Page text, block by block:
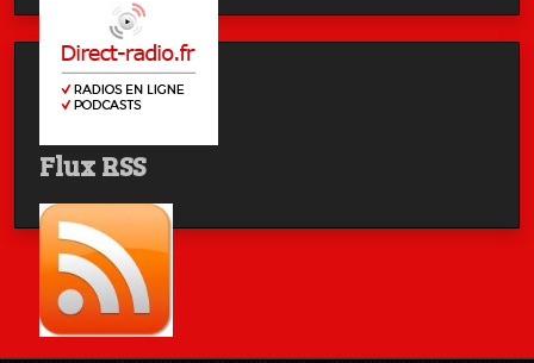
Flux RSS